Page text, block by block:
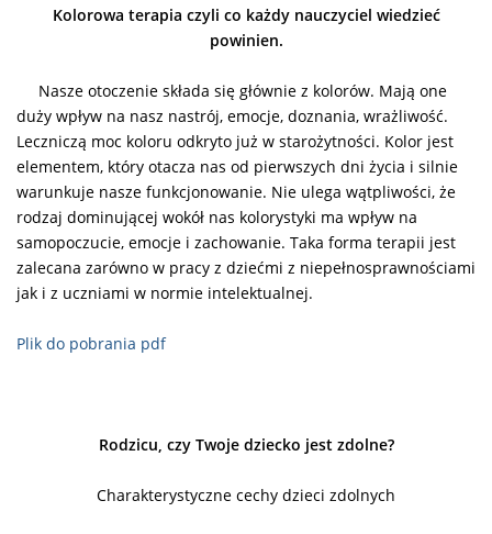
Kolorowa terapia czyli co każdy nauczyciel wiedzieć
powinien.
Nasze otoczenie składa się głównie z kolorów. Mają one
duży wpływ na nasz nastrój, emocje, doznania, wrażliwość.
Leczniczą moc koloru odkryto już w starożytności. Kolor jest
elementem, który otacza nas od pierwszych dni życia i silnie
warunkuje nasze funkcjonowanie. Nie ulega wątpliwości, że
rodzaj dominującej wokół nas kolorystyki ma wpływ na
samopoczucie, emocje i zachowanie. Taka forma terapii jest
zalecana zarówno w pracy z dziećmi z niepełnosprawnościami
jak i z uczniami w normie intelektualnej.
Plik do pobrania pdf
Rodzicu, czy Twoje dziecko jest zdolne?
Charakterystyczne cechy dzieci zdolnych